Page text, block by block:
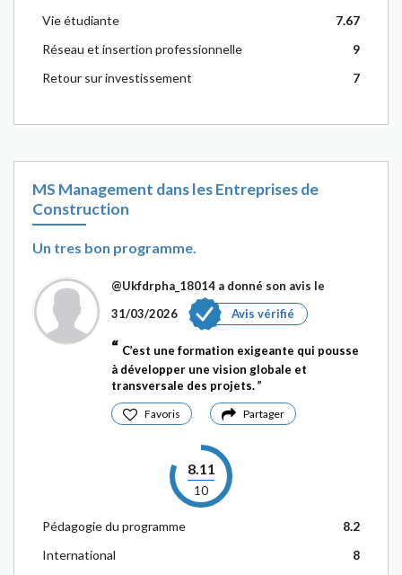
Vie étudiante
7.67
Réseau et insertion professionnelle
9
Retour sur investissement
7
MS Management dans les Entreprises de
Construction
Un tres bon programme.
@Ukfdrpha_18014 a donné son avis le
31/03/2026
Avis vérifié
C’est une formation exigeante qui pousse
à développer une vision globale et
transversale des projets.
Favoris Partager
8.11
10
Pédagogie du programme
8.2
International
8